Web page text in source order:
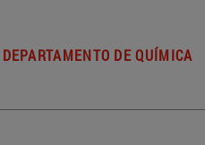
DEPARTAMENTO DE QUÍMICA